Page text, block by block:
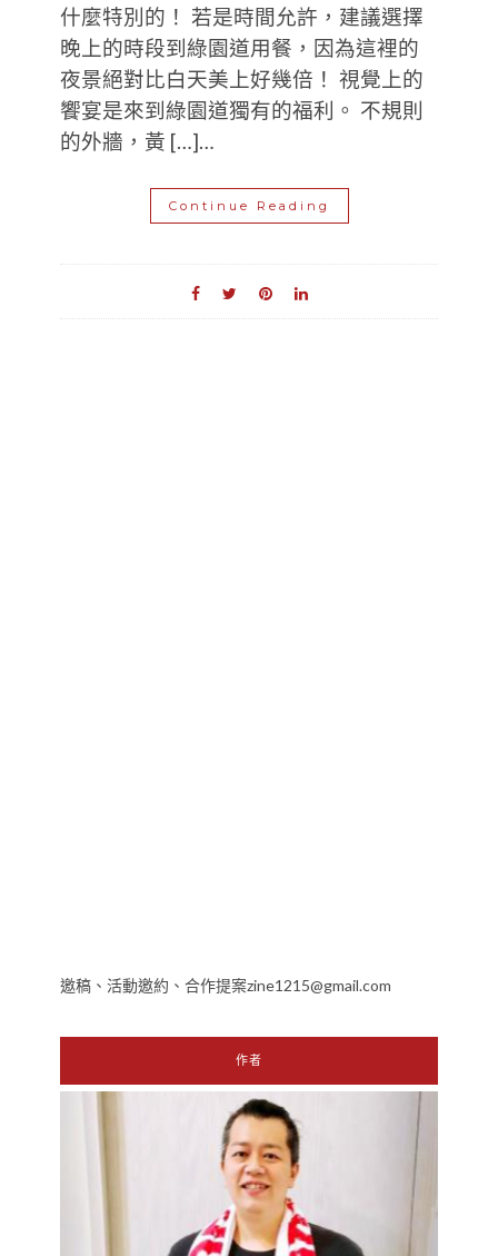
什麼特別的！ 若是時間允許，建議選擇
晚上的時段到綠園道用餐，因為這裡的
夜景絕對比白天美上好幾倍！ 視覺上的
饗宴是來到綠園道獨有的福利。 不規則
的外牆，黃 […]…
Continue Reading
邀稿、活動邀約、合作提案zine1215@gmail.com
作者